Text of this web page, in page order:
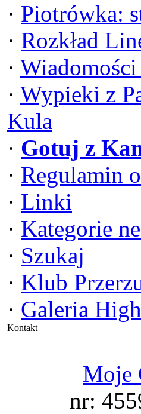
· Piotrówka:
· Rozkład
·
· Wypieki z
Kula
· Gotuj z
· Regulamin
· Linki
· Kategorie
· Szukaj
· Klub
· Galeria
Kontakt
Moje
nr: